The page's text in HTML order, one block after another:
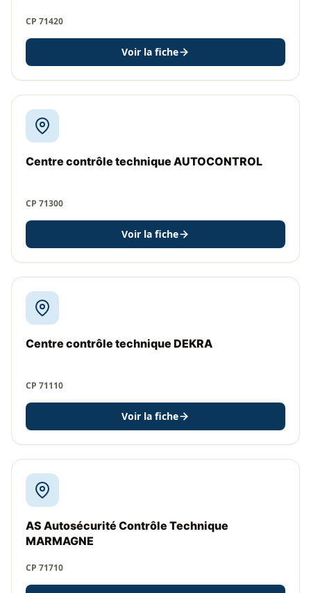
CP 71420
Voir la fiche
Centre contrôle technique AUTOCONTROL
CP 71300
Voir la fiche
Centre contrôle technique DEKRA
CP 71110
Voir la fiche
AS Autosécurité Contrôle Technique
MARMAGNE
CP 71710